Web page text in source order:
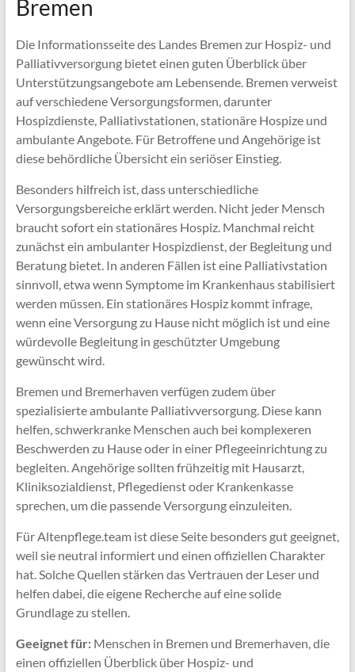
Bremen
Die Informationsseite des Landes Bremen zur Hospiz- und
Palliativversorgung bietet einen guten Überblick über
Unterstützungsangebote am Lebensende. Bremen verweist
auf verschiedene Versorgungsformen, darunter
Hospizdienste, Palliativstationen, stationäre Hospize und
ambulante Angebote. Für Betroffene und Angehörige ist
diese behördliche Übersicht ein seriöser Einstieg.
Besonders hilfreich ist, dass unterschiedliche
Versorgungsbereiche erklärt werden. Nicht jeder Mensch
braucht sofort ein stationäres Hospiz. Manchmal reicht
zunächst ein ambulanter Hospizdienst, der Begleitung und
Beratung bietet. In anderen Fällen ist eine Palliativstation
sinnvoll, etwa wenn Symptome im Krankenhaus stabilisiert
werden müssen. Ein stationäres Hospiz kommt infrage,
wenn eine Versorgung zu Hause nicht möglich ist und eine
würdevolle Begleitung in geschützter Umgebung
gewünscht wird.
Bremen und Bremerhaven verfügen zudem über
spezialisierte ambulante Palliativversorgung. Diese kann
helfen, schwerkranke Menschen auch bei komplexeren
Beschwerden zu Hause oder in einer Pflegeeinrichtung zu
begleiten. Angehörige sollten frühzeitig mit Hausarzt,
Kliniksozialdienst, Pflegedienst oder Krankenkasse
sprechen, um die passende Versorgung einzuleiten.
Für Altenpflege.team ist diese Seite besonders gut geeignet,
weil sie neutral informiert und einen offiziellen Charakter
hat. Solche Quellen stärken das Vertrauen der Leser und
helfen dabei, die eigene Recherche auf eine solide
Grundlage zu stellen.
Geeignet für:Menschen in Bremen und Bremerhaven, die
einen offiziellen Überblick über Hospiz- und